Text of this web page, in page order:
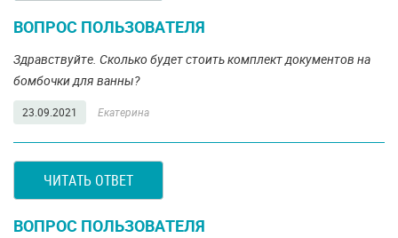
ВОПРОС ПОЛЬЗОВАТЕЛЯ
Здравствуйте. Сколько будет стоить комплект документов на
бомбочки для ванны?
23.09.2021 Екатерина
ЧИТАТЬ ОТВЕТ
ВОПРОС ПОЛЬЗОВАТЕЛЯ